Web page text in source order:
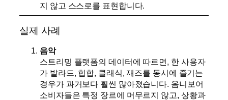
지 않고 스스로를 표현합니다.
실제 사례
음악
스트리밍 플랫폼의 데이터에 따르면, 한 사용자
가 발라드, 힙합, 클래식, 재즈를 동시에 즐기는
경우가 과거보다 훨씬 많아졌습니다. 옴니보어
소비자들은 특정 장르에 머무르지 않고, 상황과